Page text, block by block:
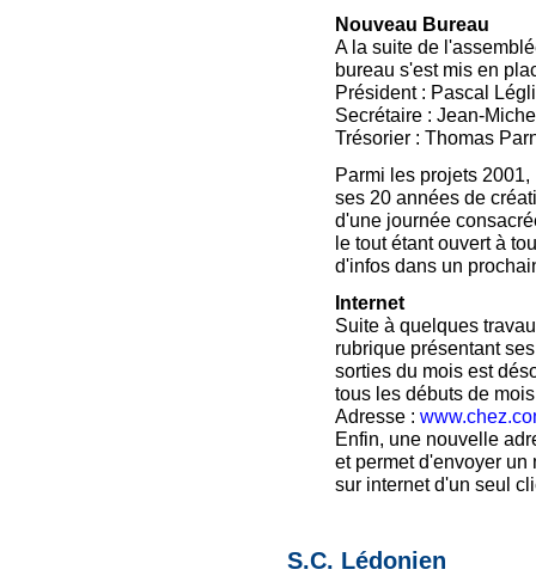
Nouveau Bureau
A la suite de
bureau s'est mis en
Président : Pascal
Secrétaire : Jean-
Trésorier : Thomas
Parmi les projets
ses 20 années de
d'une journée
le tout étant ouvert à
d'infos dans un
Internet
Suite à quelques
rubrique présentant
sorties du mois est
tous les débuts de
Adresse :
Enfin, une nouvelle
et permet d'envoyer un
sur internet d'un seul
S.C. Lédonien